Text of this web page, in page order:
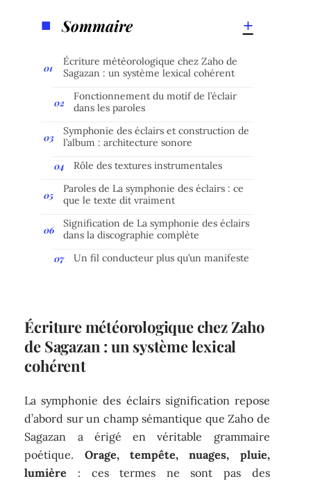
Sommaire
Écriture météorologique chez Zaho de
Sagazan : un système lexical cohérent
Fonctionnement du motif de l’éclair
dans les paroles
Symphonie des éclairs et construction de
l’album : architecture sonore
Rôle des textures instrumentales
Paroles de La symphonie des éclairs : ce
que le texte dit vraiment
Signification de La symphonie des éclairs
dans la discographie complète
Un fil conducteur plus qu’un manifeste
Écriture météorologique chez Zaho
de Sagazan : un système lexical
cohérent
La symphonie des éclairs signification repose
d’abord sur un champ sémantique que Zaho de
Sagazan a érigé en véritable grammaire
poétique. Orage, tempête, nuages, pluie,
lumière : ces termes ne sont pas des